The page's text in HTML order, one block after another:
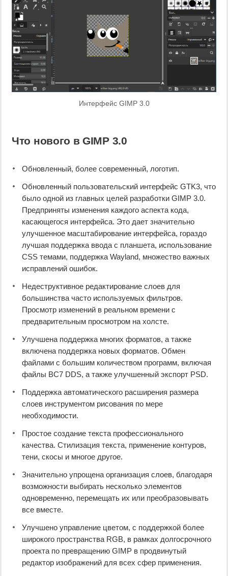
Интерфейс GIMP 3.0
Что нового в GIMP 3.0
Обновленный, более современный, логотип.
Обновленный пользовательский интерфейс GTK3, что
было одной из главных целей разработки GIMP 3.0.
Предприняты изменения каждого аспекта кода,
касающегося интерфейса. Это дает значительно
улучшенное масштабирование интерфейса, гораздо
лучшая поддержка ввода с планшета, использование
CSS темами, поддержка Wayland, множество важных
исправлений ошибок.
Недеструктивное редактирование слоев для
большинства часто используемых фильтров.
Просмотр изменений в реальном времени с
предварительным просмотром на холсте.
Улучшена поддержка многих форматов, а также
включена поддержка новых форматов. Обмен
файлами с большим количеством программ, включая
файлы BC7 DDS, а также улучшенный экспорт PSD.
Поддержка автоматического расширения размера
слоев инструментом рисования по мере
необходимости.
Простое создание текста профессионального
качества. Стилизация текста, применение контуров,
тени, скосы и многое другое.
Значительно упрощена организация слоев, благодаря
возможности выбирать несколько элементов
одновременно, перемещать их или преобразовывать
все вместе.
Улучшено управление цветом, с поддержкой более
широкого пространства RGB, в рамках долгосрочного
проекта по превращению GIMP в продвинутый
редактор изображений для всех сфер применения.